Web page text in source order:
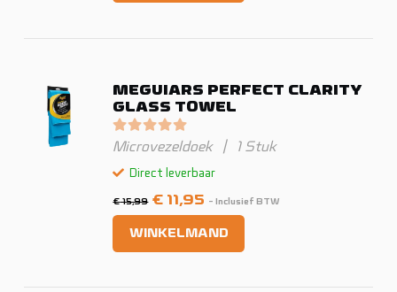
MEGUIARS PERFECT CLARITY
GLASS TOWEL
Gewaardeerd 0uit 5
Microvezeldoek | 1 Stuk
Direct leverbaar
€15,99 Oorspronkelijke
€ 11,95 Huidige
- Inclusief BTW
WINKELMAND